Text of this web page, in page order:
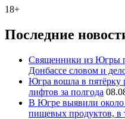
18+
Последние
Священники из Югры
Донбассе словом и
Югра вошла в пятёрку
лифтов за полгода
В Югре выявили около
пищевых продуктов, в